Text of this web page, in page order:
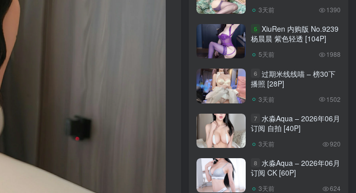
3天前 1390
5 XiuRen 内购版 No.9239
杨晨晨 紫色轻透 [104P]
5天前 1988
6 过期米线线喵 – 榜30下
播照 [28P]
3天前 1502
7 水淼Aqua – 2026年06月
订阅 自拍 [40P]
3天前 920
8 水淼Aqua – 2026年06月
订阅 CK [60P]
3天前 624